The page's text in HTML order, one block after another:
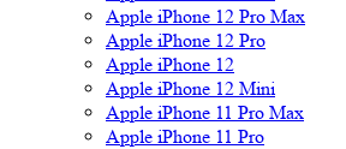
Apple iPhone 12 Pro Max
Apple iPhone 12 Pro
Apple iPhone 12
Apple iPhone 12 Mini
Apple iPhone 11 Pro Max
Apple iPhone 11 Pro